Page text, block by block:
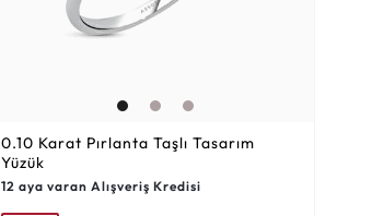
0.10 Karat Pırlanta Taşlı Tasarım
Yüzük
12 aya varan Alışveriş Kredisi